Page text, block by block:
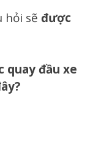
hỏi sẽ được
quay đầu xe